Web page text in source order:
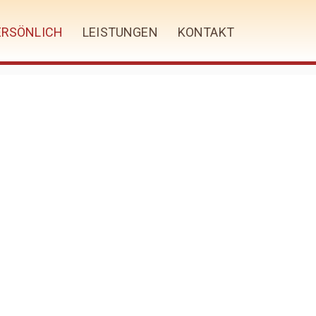
LEISTUNGEN KONTAKT